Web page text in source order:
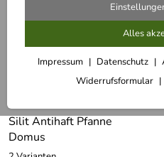
Alles
Impressum Datenschutz
Widerrufsformular
Silit Antihaft Pfanne
Domus